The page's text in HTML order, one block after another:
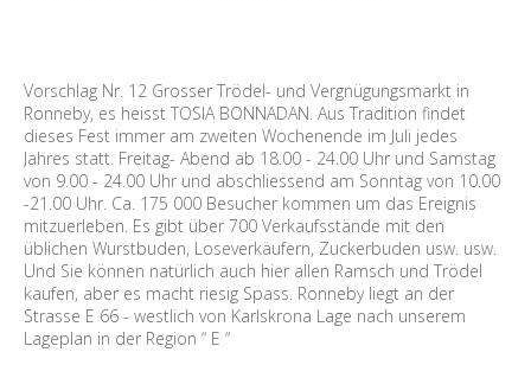
Vorschlag Nr. 12 Grosser Trödel- und Vergnügungsmarkt in
Ronneby, es heisst TOSIA BONNADAN. Aus Tradition findet
dieses Fest immer am zweiten Wochenende im Juli jedes
Jahres statt. Freitag- Abend ab 18.00 - 24.00 Uhr und Samstag
von 9.00 - 24.00 Uhr und abschliessend am Sonntag von 10.00
-21.00 Uhr. Ca. 175 000 Besucher kommen um das Ereignis
mitzuerleben. Es gibt über 700 Verkaufsstände mit den
üblichen Wurstbuden, Loseverkäufern, Zuckerbuden usw. usw.
Und Sie können natürlich auch hier allen Ramsch und Trödel
kaufen, aber es macht riesig Spass. Ronneby liegt an der
Strasse E 66 - westlich von Karlskrona Lage nach unserem
Lageplan in der Region “ E “